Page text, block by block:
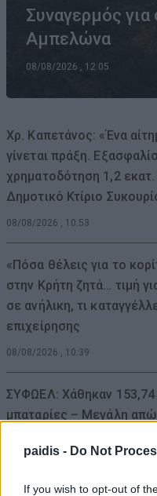
paidis - Do Not
If you wish to opt-out of
Συναγερμός
Αμπελώνα
08/08/2026 , 12:05
Χρ. Καπετάνος: «Ένα
γίνεται πράξη.
χρηματοδότηση 1,2 εκατ.
Δημοτικό Κτίριο
08/08/2026 , 10:53
«Πόσα θέλεις για το
στην Κρήτη ζητά… τιμή
σε ανήλικη, τι
επιχείρησης
08/08/2026 , 10:39
ΣΥΦΩΕΛ: Χάθηκαν 153,74
μπαταρίες – Μεγάλη